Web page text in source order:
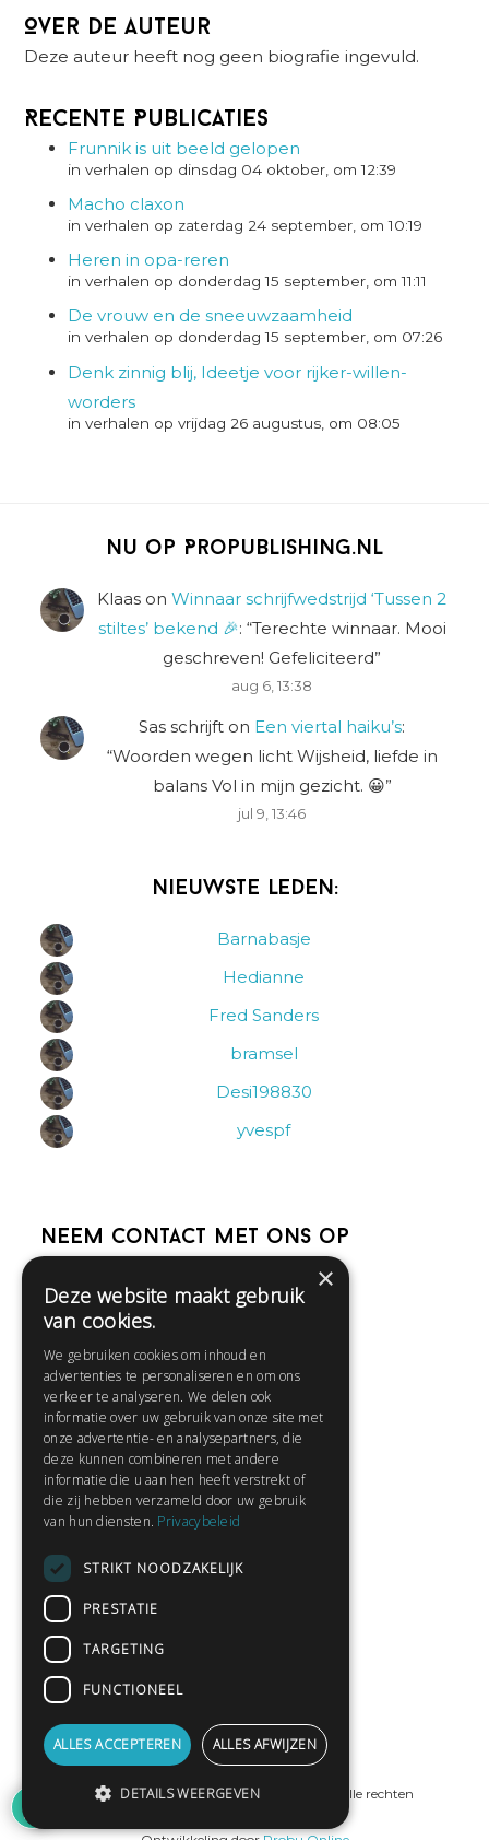
Over de auteur
Deze auteur heeft nog geen biografie ingevuld.
Recente Publicaties
Frunnik is uit beeld gelopen
in verhalen op dinsdag 04 oktober, om 12:39
Macho claxon
in verhalen op zaterdag 24 september, om 10:19
Heren in opa-reren
in verhalen op donderdag 15 september, om 11:11
De vrouw en de sneeuwzaamheid
in verhalen op donderdag 15 september, om 07:26
Denk zinnig blij, Ideetje voor rijker-willen-
worders
in verhalen op vrijdag 26 augustus, om 08:05
Nu op Propublishing.nl
Klaas on Winnaar schrijfwedstrijd ‘Tussen 2
stiltes’ bekend 🎉: “Terechte winnaar. Mooi
geschreven! Gefeliciteerd”
aug 6, 13:38
Sas schrijft on Een viertal haiku’s:
“Woorden wegen licht Wijsheid, liefde in
balans Vol in mijn gezicht. 😀”
jul 9, 13:46
Nieuwste leden:
Barnabasje
Hedianne
Fred Sanders
bramsel
Desi198830
yvespf
Neem contact met ons op
Help
Contact
Huisregels
Snel naar:
Gratis aanmelden
Privacybeleid
Gedichten lezen
Schrijfwedstrijden
Schrijftips
© Copyright 2019 - 2026ProPublishing
· Alle rechten
×
Deze website maakt gebruik
van cookies.
We gebruiken cookies om inhoud en
advertenties te personaliseren en om ons
verkeer te analyseren. We delen ook
informatie over uw gebruik van onze site met
onze advertentie- en analysepartners, die
deze kunnen combineren met andere
informatie die u aan hen heeft verstrekt of
die zij hebben verzameld door uw gebruik
van hun diensten. Privacybeleid
STRIKT NOODZAKELIJK
PRESTATIE
TARGETING
FUNCTIONEEL
ALLES ACCEPTEREN ALLES AFWIJZEN
DETAILS WEERGEVEN